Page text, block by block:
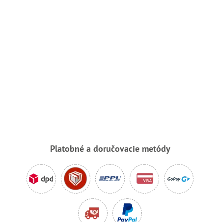
Platobné a doručovacie metódy